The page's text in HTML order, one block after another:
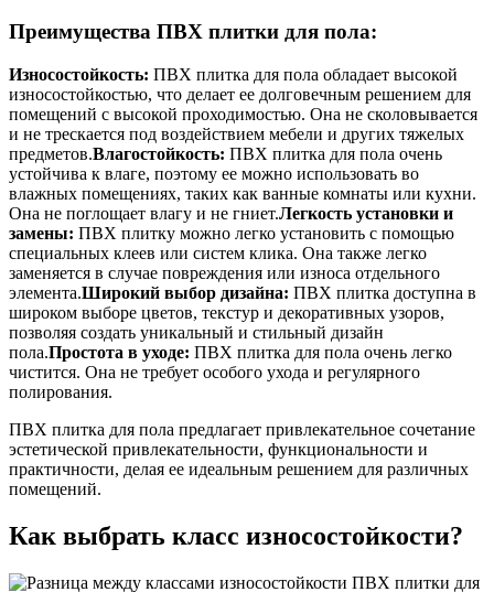
Преимущества ПВХ плитки для пола:
Износостойкость: ПВХ плитка для пола обладает высокой
износостойкостью, что делает ее долговечным решением для
помещений с высокой проходимостью. Она не сколовывается
и не трескается под воздействием мебели и других тяжелых
предметов.Влагостойкость: ПВХ плитка для пола очень
устойчива к влаге, поэтому ее можно использовать во
влажных помещениях, таких как ванные комнаты или кухни.
Она не поглощает влагу и не гниет.Легкость установки и
замены: ПВХ плитку можно легко установить с помощью
специальных клеев или систем клика. Она также легко
заменяется в случае повреждения или износа отдельного
элемента.Широкий выбор дизайна: ПВХ плитка доступна в
широком выборе цветов, текстур и декоративных узоров,
позволяя создать уникальный и стильный дизайн
пола.Простота в уходе: ПВХ плитка для пола очень легко
чистится. Она не требует особого ухода и регулярного
полирования.
ПВХ плитка для пола предлагает привлекательное сочетание
эстетической привлекательности, функциональности и
практичности, делая ее идеальным решением для различных
помещений.
Как выбрать класс износостойкости?